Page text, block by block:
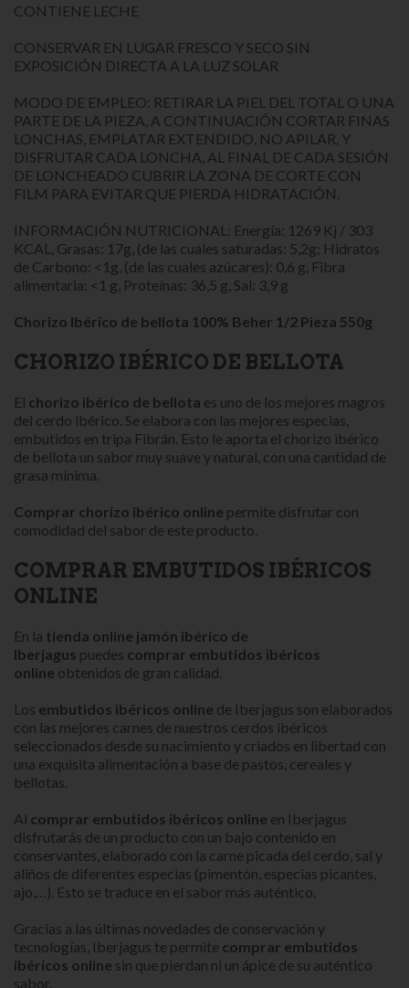
CONTIENE LECHE
CONSERVAR EN LUGAR FRESCO Y SECO SIN
EXPOSICIÓN DIRECTA A LA LUZ SOLAR
MODO DE EMPLEO: RETIRAR LA PIEL DEL TOTAL O UNA
PARTE DE LA PIEZA, A CONTINUACIÓN CORTAR FINAS
LONCHAS, EMPLATAR EXTENDIDO, NO APILAR, Y
DISFRUTAR CADA LONCHA, AL FINAL DE CADA SESIÓN
DE LONCHEADO CUBRIR LA ZONA DE CORTE CON
FILM PARA EVITAR QUE PIERDA HIDRATACIÓN.
INFORMACIÓN NUTRICIONAL: Energía: 1269 Kj / 303
KCAL, Grasas: 17g, (de las cuales saturadas: 5,2g; Hidratos
de Carbono: <1g, (de las cuales azúcares): 0,6 g, Fibra
alimentaria: <1 g, Proteínas: 36,5 g, Sal: 3,9 g
Chorizo Ibérico de bellota 100% Beher 1/2 Pieza 550g
CHORIZO IBÉRICO DE BELLOTA
El chorizo ibérico de bellota es uno de los mejores magros
del cerdo ibérico. Se elabora con las mejores especias,
embutidos en tripa Fibrán. Esto le aporta el chorizo ibérico
de bellota un sabor muy suave y natural, con una cantidad de
grasa mínima.
Comprar chorizo ibérico online permite disfrutar con
comodidad del sabor de este producto.
COMPRAR EMBUTIDOS IBÉRICOS
ONLINE
En la tienda online jamón ibérico de
Iberjagus puedes comprar embutidos ibéricos
online obtenidos de gran calidad.
Los embutidos ibéricos online de Iberjagus son elaborados
con las mejores carnes de nuestros cerdos ibéricos
seleccionados desde su nacimiento y criados en libertad con
una exquisita alimentación a base de pastos, cereales y
bellotas.
Al comprar embutidos ibéricos online en Iberjagus
disfrutarás de un producto con un bajo contenido en
conservantes, elaborado con la carne picada del cerdo, sal y
aliños de diferentes especias (pimentón, especias picantes,
ajo,…). Esto se traduce en el sabor más auténtico.
Gracias a las últimas novedades de conservación y
tecnologías, Iberjagus te permite comprar embutidos
ibéricos online sin que pierdan ni un ápice de su auténtico
sabor.